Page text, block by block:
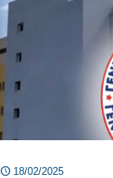
18/02/2025